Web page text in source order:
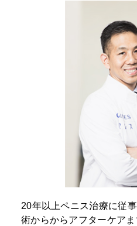
20年以上ペニス治療に従
術からからアフターケア